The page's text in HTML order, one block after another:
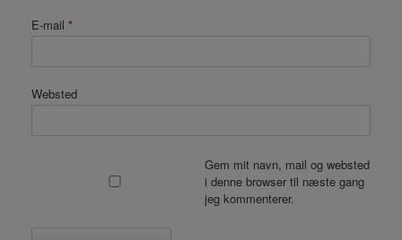
E-mail *
Websted
Gem mit navn, mail og websted
i denne browser til næste gang
jeg kommenterer.